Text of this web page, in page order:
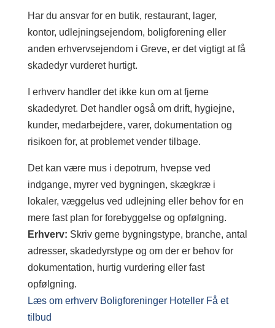
Har du ansvar for en butik, restaurant, lager,
kontor, udlejningsejendom, boligforening eller
anden erhvervsejendom i Greve, er det vigtigt at få
skadedyr vurderet hurtigt.
I erhverv handler det ikke kun om at fjerne
skadedyret. Det handler også om drift, hygiejne,
kunder, medarbejdere, varer, dokumentation og
risikoen for, at problemet vender tilbage.
Det kan være mus i depotrum, hvepse ved
indgange, myrer ved bygningen, skægkræ i
lokaler, væggelus ved udlejning eller behov for en
mere fast plan for forebyggelse og opfølgning.
Erhverv: Skriv gerne bygningstype, branche, antal
adresser, skadedyrstype og om der er behov for
dokumentation, hurtig vurdering eller fast
opfølgning.
Læs om erhverv Boligforeninger Hoteller Få et
tilbud